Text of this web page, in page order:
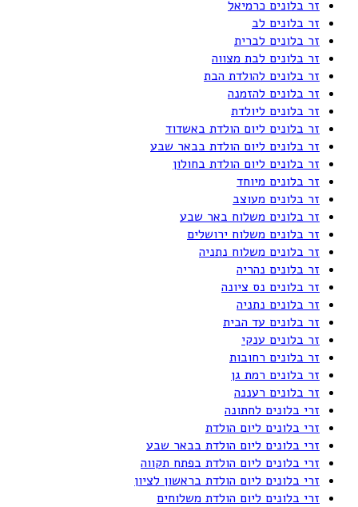
זר בלונים כרמיאל
זר בלונים לב
זר בלונים לברית
זר בלונים לבת מצווה
זר בלונים להולדת הבת
זר בלונים להזמנה
זר בלונים ליולדת
זר בלונים ליום הולדת באשדוד
זר בלונים ליום הולדת בבאר שבע
זר בלונים ליום הולדת בחולון
זר בלונים מיוחד
זר בלונים מעוצב
זר בלונים משלוח באר שבע
זר בלונים משלוח ירושלים
זר בלונים משלוח נתניה
זר בלונים נהריה
זר בלונים נס ציונה
זר בלונים נתניה
זר בלונים עד הבית
זר בלונים ענקי
זר בלונים רחובות
זר בלונים רמת גן
זר בלונים רעננה
זרי בלונים לחתונה
זרי בלונים ליום הולדת
זרי בלונים ליום הולדת בבאר שבע
זרי בלונים ליום הולדת בפתח תקווה
זרי בלונים ליום הולדת בראשון לציון
זרי בלונים ליום הולדת משלוחים